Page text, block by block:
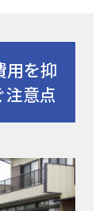
用を抑
注意点